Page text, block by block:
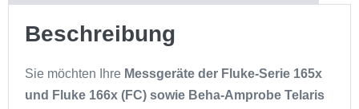
Beschreibung
Sie möchten Ihre Messgeräte der Fluke-Serie 165x
und Fluke 166x (FC) sowie Beha-Amprobe Telaris